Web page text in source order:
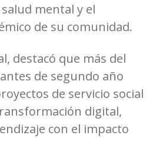
mental y el
de su comunidad.
destacó que más del
de segundo año
de servicio social
digital,
con el impacto